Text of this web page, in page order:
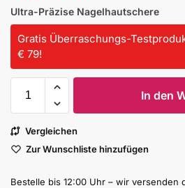
Ultra-Präzise Nagelhautschere
Gratis Überraschungs-
€ 79!
In den
Vergleichen
Zur Wunschliste hinzufügen
Bestelle bis 12:00 Uhr – wir versenden